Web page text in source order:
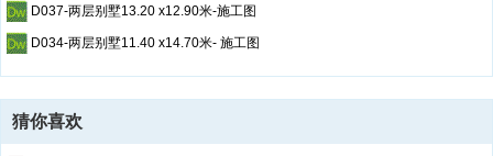
D037-两层别墅13.20 x12.90米-施工图
D034-两层别墅11.40 x14.70米- 施工图
猜你喜欢